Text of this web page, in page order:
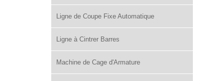
Ligne de Coupe Fixe Automatique
Ligne à Cintrer Barres
Machine de Cage d'Armature